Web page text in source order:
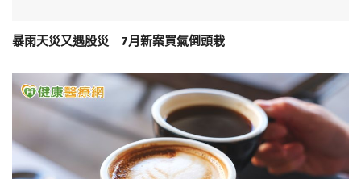
暴雨天災又遇股災 7月新案買氣倒頭栽